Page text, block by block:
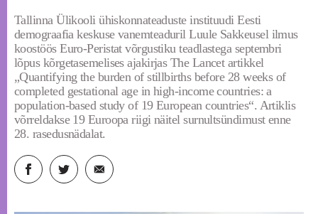
Tallinna Ülikooli ühiskonnateaduste instituudi Eesti
demograafia keskuse vanemteaduril Luule Sakkeusel ilmus
koostöös Euro-Peristat võrgustiku teadlastega septembri
lõpus kõrgetasemelises ajakirjas The Lancet artikkel
„Quantifying the burden of stillbirths before 28 weeks of
completed gestational age in high-income countries: a
population-based study of 19 European countries“. Artiklis
võrreldakse 19 Euroopa riigi näitel surnultsündimust enne
28. rasedusnädalat.